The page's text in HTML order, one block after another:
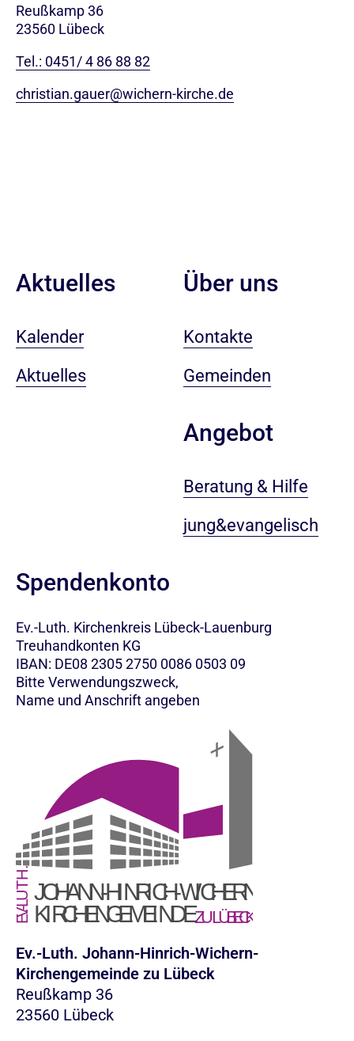
Reußkamp 36
23560 Lübeck
Tel.: 0451/ 4 86 88 82
christian.gauer@wichern-kirche.de
Aktuelles
Kalender
Aktuelles
Über uns
Kontakte
Gemeinden
Angebot
Beratung & Hilfe
jung&evangelisch
Spendenkonto
Ev.-Luth. Kirchenkreis Lübeck-Lauenburg
Treuhandkonten KG
IBAN: DE08 2305 2750 0086 0503 09
Bitte Verwendungszweck,
Name und Anschrift angeben
Ev.-Luth. Johann-Hinrich-Wichern-
Kirchengemeinde zu Lübeck
Reußkamp 36
23560 Lübeck